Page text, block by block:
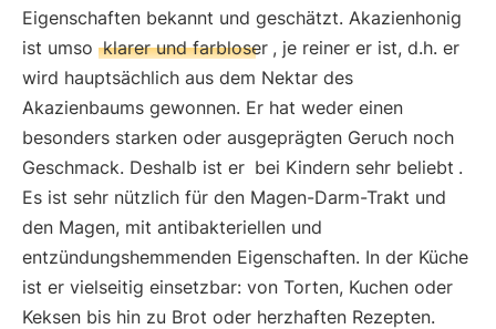
Eigenschaften bekannt und geschätzt. Akazienhonig
ist umso klarer und farbloser , je reiner er ist, d.h. er
wird hauptsächlich aus dem Nektar des
Akazienbaums gewonnen. Er hat weder einen
besonders starken oder ausgeprägten Geruch noch
Geschmack. Deshalb ist er bei Kindern sehr beliebt .
Es ist sehr nützlich für den Magen-Darm-Trakt und
den Magen, mit antibakteriellen und
entzündungshemmenden Eigenschaften. In der Küche
ist er vielseitig einsetzbar: von Torten, Kuchen oder
Keksen bis hin zu Brot oder herzhaften Rezepten.